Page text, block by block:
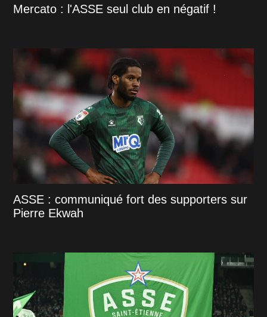
Mercato : l'ASSE seul club en négatif !
ASSE : communiqué fort des supporters sur
Pierre Ekwah